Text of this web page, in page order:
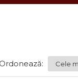
Ordonează: